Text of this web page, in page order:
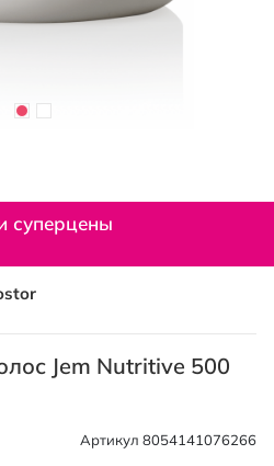
суперцены
Jem Nutritive 500
Артикул 8054141076266